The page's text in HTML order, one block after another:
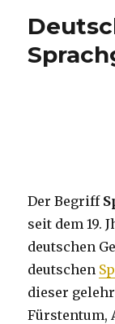
und
Der Begriff
seit dem 19.
deutschen
deutschen
dieser
Fürstentum,